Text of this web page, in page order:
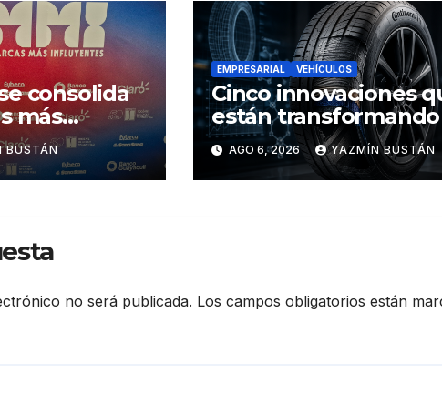
consolida
más
BUSTÁN
EMPRESARIAL VEHÍCULOS
Cinco innovaciones
están
industria de los
redefinen el futuro de
movilidad
AGO 6, 2026 YAZMÍN BUSTÁN
no será publicada. Los campos obligatorios están